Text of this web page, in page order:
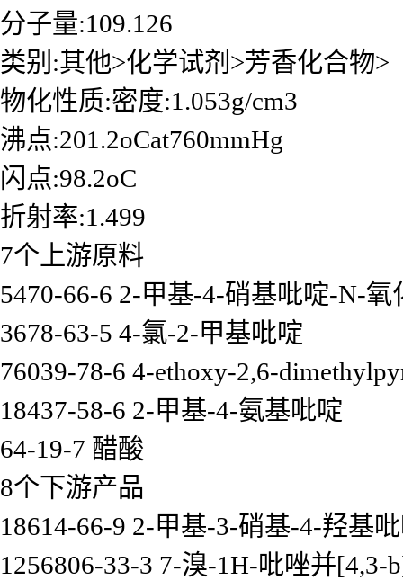
分子量:109.126
类别:其他>化学试剂>芳香化合物>
物化性质:密度:1.053g/cm3
沸点:201.2oCat760mmHg
闪点:98.2oC
折射率:1.499
7个上游原料
5470-66-6 2-甲基-4-硝基吡啶-N-氧
3678-63-5 4-氯-2-甲基吡啶
76039-78-6 4-ethoxy-2,6-
18437-58-6 2-甲基-4-氨基吡啶
64-19-7 醋酸
8个下游产品
18614-66-9 2-甲基-3-硝基-4-羟基
1256806-33-3 7-溴-1H-吡唑并[4,3-